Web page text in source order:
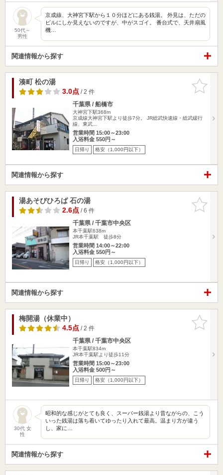
50代～
男性
京成線、大神宮下駅から１０分ほどにある銭湯。 外見は、ただの
ビルにしか見えないのですが、中がスゴイ。 番台式で、天井扇風
機…
関連情報から探す
お気に入
りに追加
湊町 松の湯
3.0点/ 2 件
千葉県 / 船橋市
大神宮下駅368m
京成線大神宮下駅より徒歩7分。 JR総武快速線・総武緩行
線、東武…
営業時間 15:00～23:00
入浴料金 550円～
日帰り 格安（1,000円以下）
関連情報から探す
お気に入
りに追加
湯あそびひろば 石の湯
2.6点/ 6 件
千葉県 / 千葉市中央区
本千葉駅638m
JR本千葉駅 徒歩8分
営業時間 14:00～22:00
入浴料金 550円～
日帰り 格安（1,000円以下）
関連情報から探す
お気に入
りに追加
梅開湯（休業中）
4.5点/ 2 件
千葉県 / 千葉市中央区
本千葉駅834m
JR本千葉駅より徒歩11分
営業時間 15:00～23:00
入浴料金 500円～
日帰り 格安（1,000円以下）
30代 女
性
昭和的な感じがとても良く、スーパー銭湯より昔ながらの、こう
いった銭湯は落ち着いてゆったり入れて最高。温まり方が違う
し、家に…
関連情報から探す